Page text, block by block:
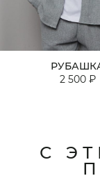
2 500 ₽
С